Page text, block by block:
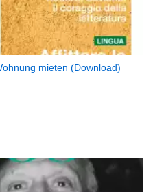
mieten (Download)